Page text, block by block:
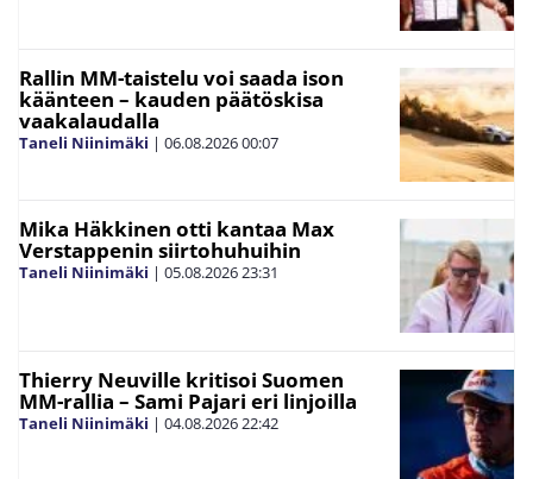
Rallin MM-taistelu voi saada ison
käänteen – kauden päätöskisa
vaakalaudalla
Taneli Niinimäki | 06.08.202600:07
Mika Häkkinen otti kantaa Max
Verstappenin siirtohuhuihin
Taneli Niinimäki | 05.08.202623:31
Thierry Neuville kritisoi Suomen
MM-rallia – Sami Pajari eri linjoilla
Taneli Niinimäki | 04.08.202622:42